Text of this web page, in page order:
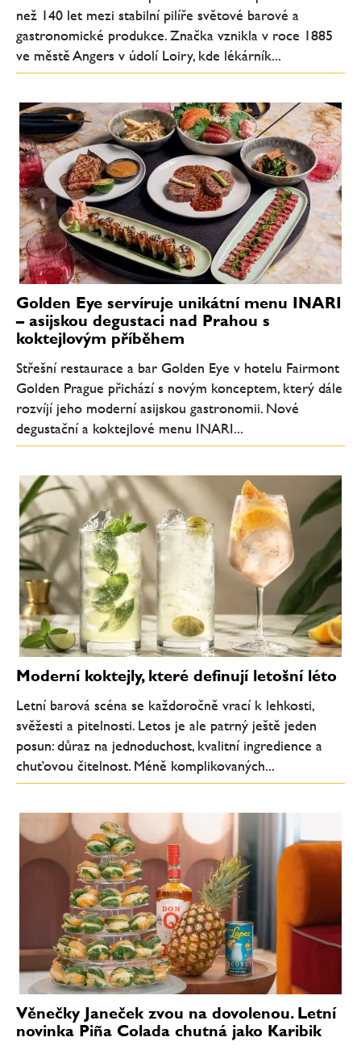
než 140 let mezi stabilní pilíře světové barové a
gastronomické produkce. Značka vznikla v roce 1885
ve městě Angers v údolí Loiry, kde lékárník...
Golden Eye servíruje unikátní menu INARI
– asijskou degustaci nad Prahou s
koktejlovým příběhem
Střešní restaurace a bar Golden Eye v hotelu Fairmont
Golden Prague přichází s novým konceptem, který dále
rozvíjí jeho moderní asijskou gastronomii. Nové
degustační a koktejlové menu INARI...
Moderní koktejly, které definují letošní léto
Letní barová scéna se každoročně vrací k lehkosti,
svěžesti a pitelnosti. Letos je ale patrný ještě jeden
posun: důraz na jednoduchost, kvalitní ingredience a
chuťovou čitelnost. Méně komplikovaných...
Věnečky Janeček zvou na dovolenou. Letní
novinka Piña Colada chutná jako Karibik